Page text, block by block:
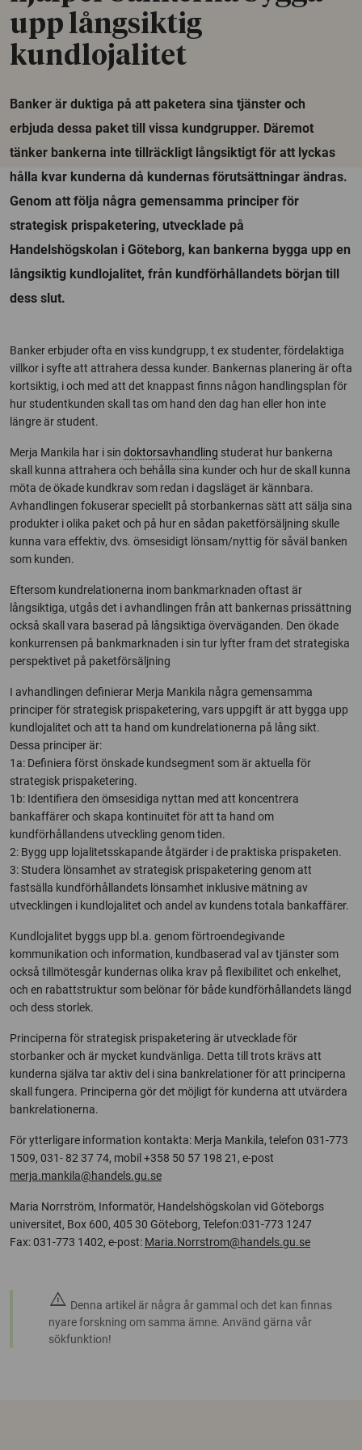
upp långsiktig
kundlojalitet
Banker är duktiga på att paketera sina tjänster och
erbjuda dessa paket till vissa kundgrupper. Däremot
tänker bankerna inte tillräckligt långsiktigt för att lyckas
hålla kvar kunderna då kundernas förutsättningar ändras.
Genom att följa några gemensamma principer för
strategisk prispaketering, utvecklade på
Handelshögskolan i Göteborg, kan bankerna bygga upp en
långsiktig kundlojalitet, från kundförhållandets början till
dess slut.
Banker erbjuder ofta en viss kundgrupp, t ex studenter, fördelaktiga
villkor i syfte att attrahera dessa kunder. Bankernas planering är ofta
kortsiktig, i och med att det knappast finns någon handlingsplan för
hur studentkunden skall tas om hand den dag han eller hon inte
längre är student.
Merja Mankila har i sin doktorsavhandling studerat hur bankerna
skall kunna attrahera och behålla sina kunder och hur de skall kunna
möta de ökade kundkrav som redan i dagsläget är kännbara.
Avhandlingen fokuserar speciellt på storbankernas sätt att sälja sina
produkter i olika paket och på hur en sådan paketförsäljning skulle
kunna vara effektiv, dvs. ömsesidigt lönsam/nyttig för såväl banken
som kunden.
Eftersom kundrelationerna inom bankmarknaden oftast är
långsiktiga, utgås det i avhandlingen från att bankernas prissättning
också skall vara baserad på långsiktiga överväganden. Den ökade
konkurrensen på bankmarknaden i sin tur lyfter fram det strategiska
perspektivet på paketförsäljning
I avhandlingen definierar Merja Mankila några gemensamma
principer för strategisk prispaketering, vars uppgift är att bygga upp
kundlojalitet och att ta hand om kundrelationerna på lång sikt.
Dessa principer är:
1a: Definiera först önskade kundsegment som är aktuella för
strategisk prispaketering.
1b: Identifiera den ömsesidiga nyttan med att koncentrera
bankaffärer och skapa kontinuitet för att ta hand om
kundförhållandens utveckling genom tiden.
2: Bygg upp lojalitetsskapande åtgärder i de praktiska prispaketen.
3: Studera lönsamhet av strategisk prispaketering genom att
fastsälla kundförhållandets lönsamhet inklusive mätning av
utvecklingen i kundlojalitet och andel av kundens totala bankaffärer.
Kundlojalitet byggs upp bl.a. genom förtroendegivande
kommunikation och information, kundbaserad val av tjänster som
också tillmötesgår kundernas olika krav på flexibilitet och enkelhet,
och en rabattstruktur som belönar för både kundförhållandets längd
och dess storlek.
Principerna för strategisk prispaketering är utvecklade för
storbanker och är mycket kundvänliga. Detta till trots krävs att
kunderna själva tar aktiv del i sina bankrelationer för att principerna
skall fungera. Principerna gör det möjligt för kunderna att utvärdera
bankrelationerna.
För ytterligare information kontakta: Merja Mankila, telefon 031-773
1509, 031- 82 37 74, mobil +358 50 57 198 21, e-post
merja.mankila@handels.gu.se
Maria Norrström, Informatör, Handelshögskolan vid Göteborgs
universitet, Box 600, 405 30 Göteborg, Telefon:031-773 1247
Fax: 031-773 1402, e-post: Maria.Norrstrom@handels.gu.se
warning Denna artikel är några år gammal och det kan finnas
nyare forskning om samma ämne. Använd gärna vår
sökfunktion!